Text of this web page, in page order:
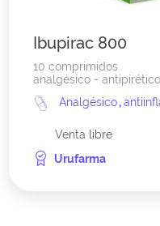
Ibupirac 800
10 comprimidos
analgésico -
Analgésico,
Venta libre
Urufarma